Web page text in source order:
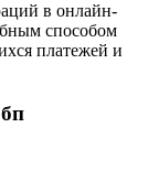
в онлайн-
способом
платежей и